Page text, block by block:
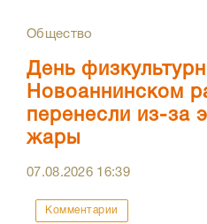
Общество
День
Новоаннинском
перенесли из-за
жары
07.08.2026 16:39
Комментарии